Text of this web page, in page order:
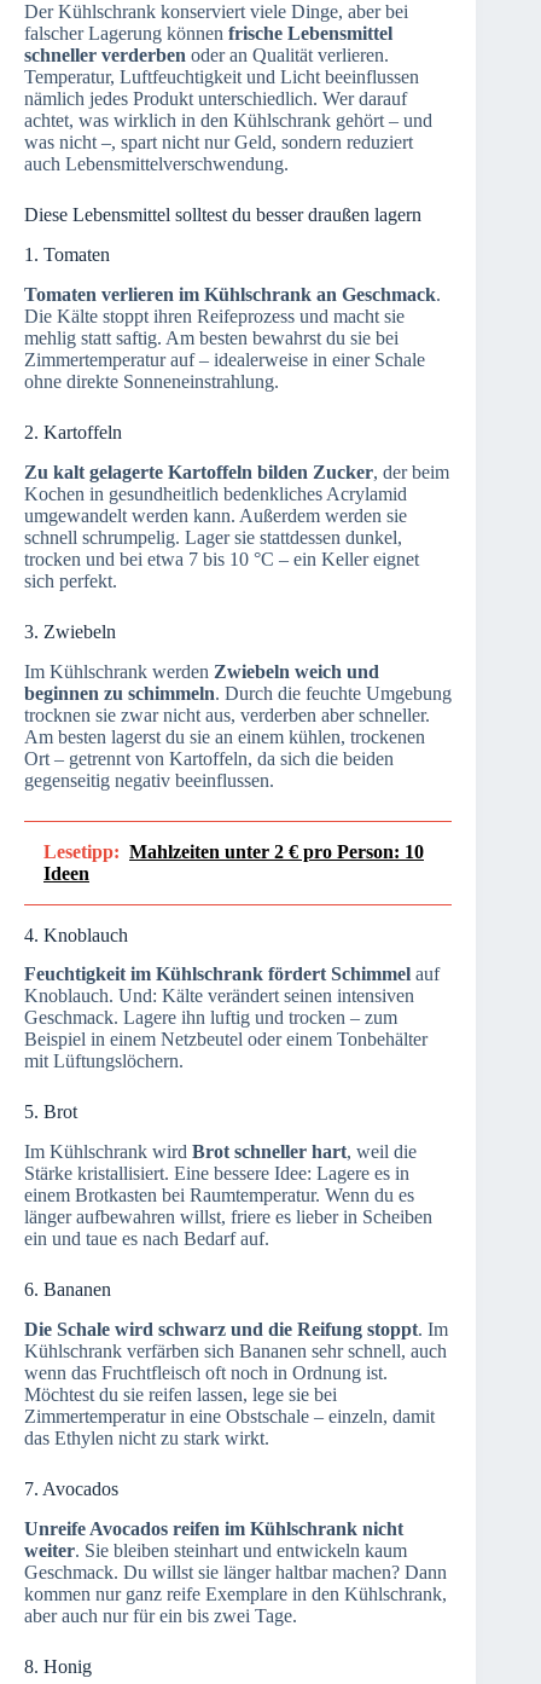
Der Kühlschrank konserviert viele Dinge, aber bei
falscher Lagerung können frische Lebensmittel
schneller verderben oder an Qualität verlieren.
Temperatur, Luftfeuchtigkeit und Licht beeinflussen
nämlich jedes Produkt unterschiedlich. Wer darauf
achtet, was wirklich in den Kühlschrank gehört – und
was nicht –, spart nicht nur Geld, sondern reduziert
auch Lebensmittelverschwendung.
Diese Lebensmittel solltest du besser draußen lagern
1. Tomaten
Tomaten verlieren im Kühlschrank an Geschmack.
Die Kälte stoppt ihren Reifeprozess und macht sie
mehlig statt saftig. Am besten bewahrst du sie bei
Zimmertemperatur auf – idealerweise in einer Schale
ohne direkte Sonneneinstrahlung.
2. Kartoffeln
Zu kalt gelagerte Kartoffeln bilden Zucker, der beim
Kochen in gesundheitlich bedenkliches Acrylamid
umgewandelt werden kann. Außerdem werden sie
schnell schrumpelig. Lager sie stattdessen dunkel,
trocken und bei etwa 7 bis 10 °C – ein Keller eignet
sich perfekt.
3. Zwiebeln
Im Kühlschrank werden Zwiebeln weich und
beginnen zu schimmeln. Durch die feuchte Umgebung
trocknen sie zwar nicht aus, verderben aber schneller.
Am besten lagerst du sie an einem kühlen, trockenen
Ort – getrennt von Kartoffeln, da sich die beiden
gegenseitig negativ beeinflussen.
Lesetipp: Mahlzeiten unter 2 € pro Person: 10
Ideen
4. Knoblauch
Feuchtigkeit im Kühlschrank fördert Schimmel auf
Knoblauch. Und: Kälte verändert seinen intensiven
Geschmack. Lagere ihn luftig und trocken – zum
Beispiel in einem Netzbeutel oder einem Tonbehälter
mit Lüftungslöchern.
5. Brot
Im Kühlschrank wird Brot schneller hart, weil die
Stärke kristallisiert. Eine bessere Idee: Lagere es in
einem Brotkasten bei Raumtemperatur. Wenn du es
länger aufbewahren willst, friere es lieber in Scheiben
ein und taue es nach Bedarf auf.
6. Bananen
Die Schale wird schwarz und die Reifung stoppt. Im
Kühlschrank verfärben sich Bananen sehr schnell, auch
wenn das Fruchtfleisch oft noch in Ordnung ist.
Möchtest du sie reifen lassen, lege sie bei
Zimmertemperatur in eine Obstschale – einzeln, damit
das Ethylen nicht zu stark wirkt.
7. Avocados
Unreife Avocados reifen im Kühlschrank nicht
weiter. Sie bleiben steinhart und entwickeln kaum
Geschmack. Du willst sie länger haltbar machen? Dann
kommen nur ganz reife Exemplare in den Kühlschrank,
aber auch nur für ein bis zwei Tage.
8. Honig